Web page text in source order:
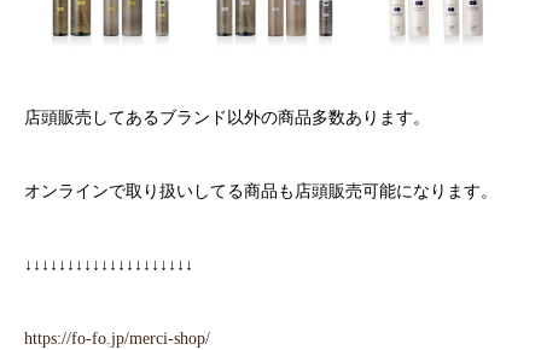
店頭販売してあるブランド以外の商品多数あります。
オンラインで取り扱いしてる商品も店頭販売可能になります。
↓↓↓↓↓↓↓↓↓↓↓↓↓↓↓↓↓↓↓↓
https://fo-fo.jp/merci-shop/